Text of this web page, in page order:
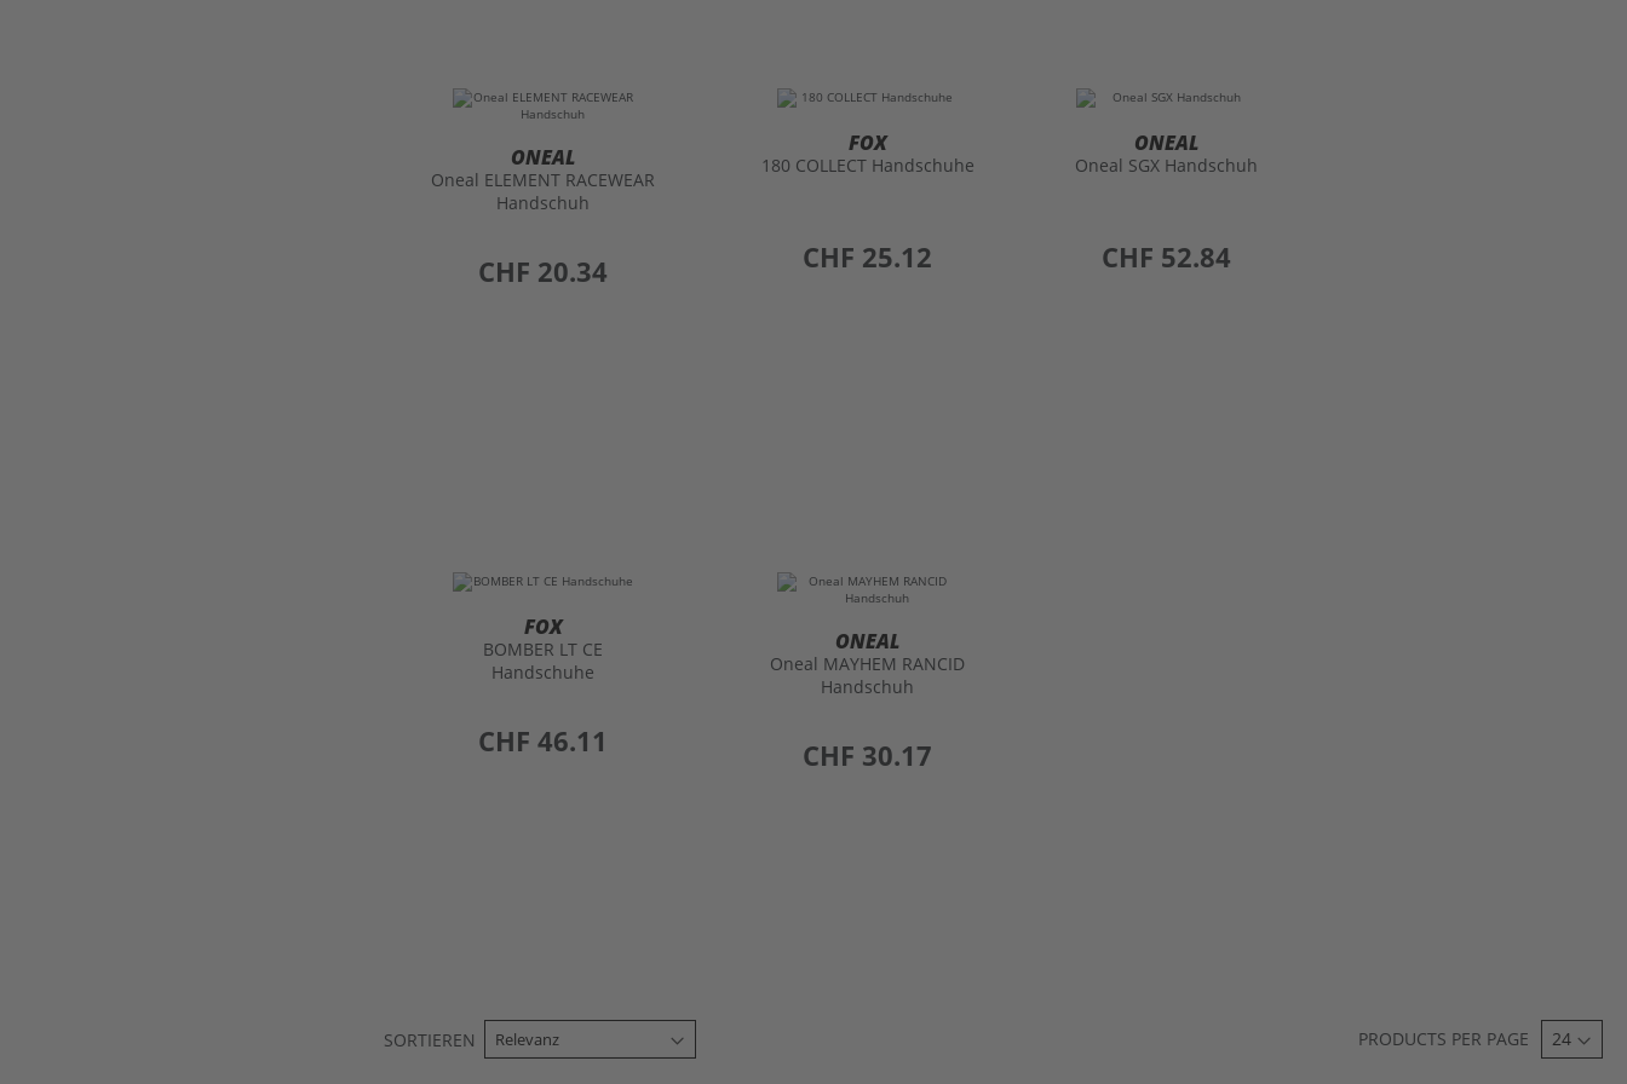
ONEAL
Oneal ELEMENT RACEWEAR
Handschuh
preis
CHF 20.34
FOX
180 COLLECT Handschuhe
preis
CHF 25.12
ONEAL
Oneal SGX Handschuh
preis
CHF 52.84
FOX
BOMBER LT CE
Handschuhe
preis
CHF 46.11
ONEAL
Oneal MAYHEM RANCID
Handschuh
preis
CHF 30.17
SORTIEREN PRODUCTS PER PAGE